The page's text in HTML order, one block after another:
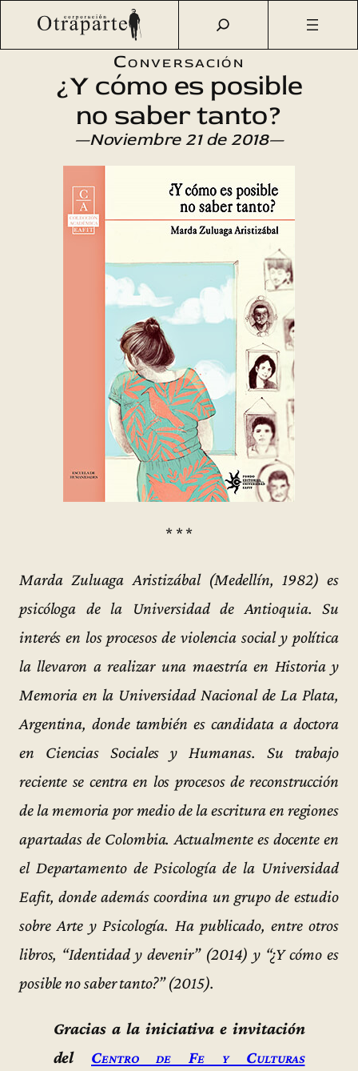
Saltar
Otraparte.org/ Agenda Cultural Literatura
¿Y cómo es
posible no saber tanto?
Conversación
¿Y cómo es posible
no saber tanto?
—Noviembre 21 de 2018—
* * *
Marda Zuluaga Aristizábal (Medellín, 1982) es
psicóloga de la Universidad de Antioquia. Su
interés en los procesos de violencia social y política
la llevaron a realizar una maestría en Historia y
Memoria en la Universidad Nacional de La Plata,
Argentina, donde también es candidata a doctora
en Ciencias Sociales y Humanas. Su trabajo
reciente se centra en los procesos de reconstrucción
de la memoria por medio de la escritura en regiones
apartadas de Colombia. Actualmente es docente en
el Departamento de Psicología de la Universidad
Eafit, donde además coordina un grupo de estudio
sobre Arte y Psicología. Ha publicado, entre otros
libros, “Identidad y devenir” (2014) y “¿Y cómo es
posible no saber tanto?” (2015).
Gracias a la iniciativa e invitación
del Centro de Fe y Culturas